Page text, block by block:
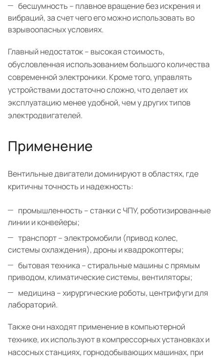
бесшумность – плавное вращение без искрения и
вибраций, за счет чего его можно использовать во
взрывоопасных условиях.
Главный недостаток – высокая стоимость,
обусловленная использованием большого количества
современной электроники. Кроме того, управлять
устройствами достаточно сложно, что делает их
эксплуатацию менее удобной, чем у других типов
электродвигателей.
Применение
Вентильные двигатели доминируют в областях, где
критичны точность и надежность:
промышленность – станки с ЧПУ, роботизированные
линии и конвейеры;
транспорт – электромобили (привод колес,
системы охлаждения), дроны и квадрокоптеры;
бытовая техника – стиральные машины с прямым
приводом, климатические системы, вентиляторы;
медицина – хирургические роботы, центрифуги для
лабораторий.
Также они находят применение в компьютерной
технике, их используют в компрессорных установках и
насосных станциях, горнодобывающих машинах, при